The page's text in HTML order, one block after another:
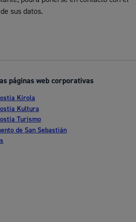
Ayuda a la tramitación
sus datos.
páginas web corporativas
Kirola
Kultura
Turismo
de San Sebastián